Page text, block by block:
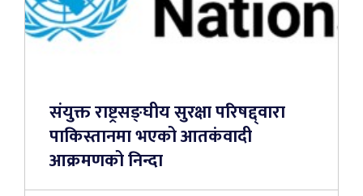
संयुक्त राष्ट्रसङ्घीय सुरक्षा परिषद्द्वारा
पाकिस्तानमा भएको आतकंवादी
आक्रमणको निन्दा